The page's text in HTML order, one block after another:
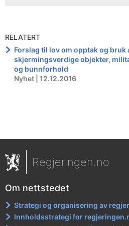
RELATERT
Forslag til lov om opptak og bruk
skjermingsverdige objekter,
og bunnforhold
Nyhet | 12.12.2016
Regjeringen.no
Om nettstedet
Strategi og organisering av
Innholdsstrategi for